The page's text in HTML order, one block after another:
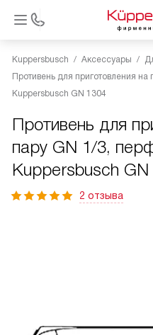
Kuppersbusch Аксессуары
Противень для приготовления
Kuppersbusch GN 1304
Противень для
пару GN 1/3,
Kuppersbusch GN
2 отзыва